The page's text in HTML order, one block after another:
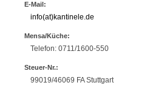
E-Mail:
info(at)kantinele.de
Mensa/Küche:
Telefon: 0711/1600-550
Steuer-Nr.:
99019/46069 FA Stuttgart